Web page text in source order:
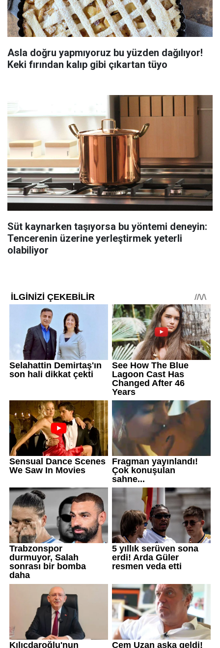
Asla doğru yapmıyoruz bu yüzden dağılıyor!
Keki fırından kalıp gibi çıkartan tüyo
Süt kaynarken taşıyorsa bu yöntemi deneyin:
Tencerenin üzerine yerleştirmek yeterli
olabiliyor